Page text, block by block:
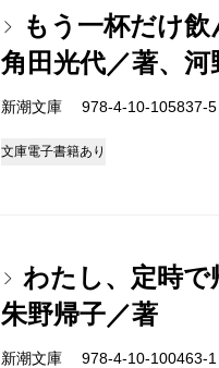
もう一杯だけ飲
角田光代／著、河
新潮文庫 978-4-10-
文庫電子書籍あり
わたし、定時
朱野帰子／著
新潮文庫 978-4-10-